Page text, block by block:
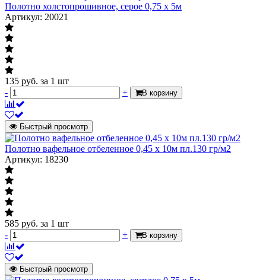
Полотно холстопрошивное, серое 0,75 х 5м
Артикул: 20021
135 руб. за 1 шт
-
+ В корзину
Быстрый просмотр
Полотно вафельное отбеленное 0,45 х 10м пл.130 гр/м2
Артикул: 18230
585 руб. за 1 шт
-
+ В корзину
Быстрый просмотр